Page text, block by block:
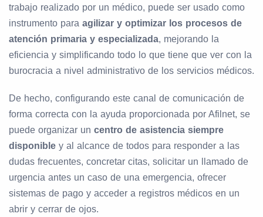
trabajo realizado por un médico, puede ser usado como
instrumento para agilizar y optimizar los procesos de
atención primaria y especializada, mejorando la
eficiencia y simplificando todo lo que tiene que ver con la
burocracia a nivel administrativo de los servicios médicos.
De hecho, configurando este canal de comunicación de
forma correcta con la ayuda proporcionada por Afilnet, se
puede organizar un centro de asistencia siempre
disponible y al alcance de todos para responder a las
dudas frecuentes, concretar citas, solicitar un llamado de
urgencia antes un caso de una emergencia, ofrecer
sistemas de pago y acceder a registros médicos en un
abrir y cerrar de ojos.